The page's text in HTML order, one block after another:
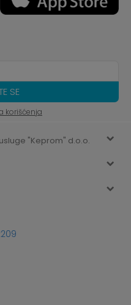
SE
korišćenja
"Keprom" d.o.o.
ISTOČNO